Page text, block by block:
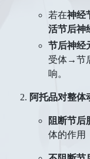
若在神经
活节后神
节后神经
受体→节
响。
阿托品对整体
阻断节后
体的作用